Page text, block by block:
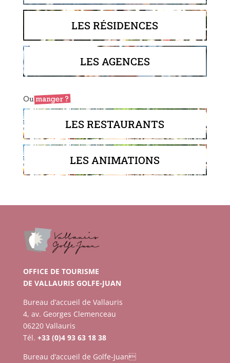
LES RÉSIDENCES
LES AGENCES
LES RESTAURANTS
LES ANIMATIONS
OFFICE DE TOURISME
DE VALLAURIS GOLFE-JUAN
Bureau d’accueil de Vallauris
4, av. Georges Clemenceau
06220 Vallauris
Tél. +33 (0)4 93 63 18 38
Bureau d’accueil de Golfe-Juan